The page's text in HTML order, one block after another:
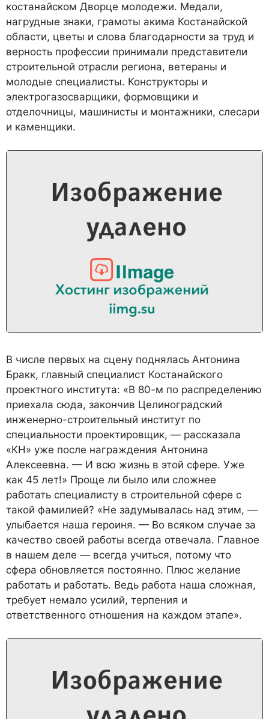
костанайском Дворце молодежи. Медали,
нагрудные знаки, грамоты акима Костанайской
области, цветы и слова благодарности за труд и
верность профессии принимали представители
строительной отрасли региона, ветераны и
молодые специалисты. Конструкторы и
электрогазосварщики, формовщики и
отделочницы, машинисты и монтажники, слесари
и каменщики.
В числе первых на сцену поднялась Антонина
Бракк, главный специалист Костанайского
проектного института: «В 80-м по распределению
приехала сюда, закончив Целиноградский
инженерно-строительный институт по
специальности проектировщик, — рассказала
«КН» уже после награждения Антонина
Алексеевна. — И всю жизнь в этой сфере. Уже
как 45 лет!» Проще ли было или сложнее
работать специалисту в строительной сфере с
такой фамилией? «Не задумывалась над этим, —
улыбается наша героиня. — Во всяком случае за
качество своей работы всегда отвечала. Главное
в нашем деле — всегда учиться, потому что
сфера обновляется постоянно. Плюс желание
работать и работать. Ведь работа наша сложная,
требует немало усилий, терпения и
ответственного отношения на каждом этапе».